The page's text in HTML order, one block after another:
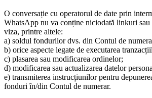
O conversație cu operatorul de date prin
WhatsApp nu va conține niciodată linkuri sau
viza, printre altele:
a) soldul fondurilor dvs. din Contul de
b) orice aspecte legate de executarea
c) plasarea sau modificarea ordinelor;
d) modificarea sau actualizarea datelor
e) transmiterea instrucțiunilor pentru
fonduri în/din Contul de numerar.